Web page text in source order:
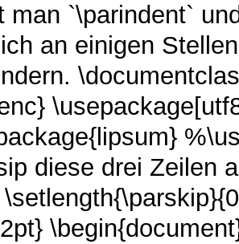
man `\parindent`
an einigen
diese drei Zeilen